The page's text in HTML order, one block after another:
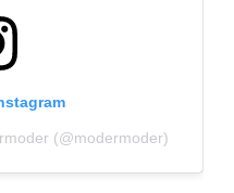
(@modermoder)